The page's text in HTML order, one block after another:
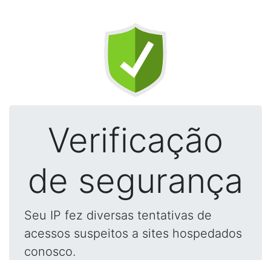
Verificação
de segurança
Seu IP fez diversas tentativas de
acessos suspeitos a sites hospedados
conosco.